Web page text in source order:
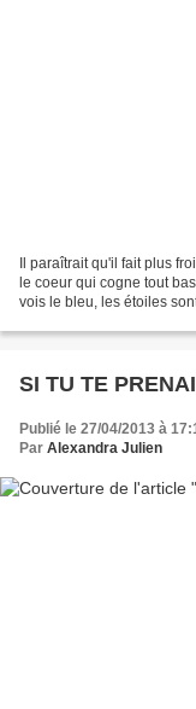
Il paraîtrait qu'il fait plus
le coeur qui cogne tout
vois le bleu, les étoiles
SI TU TE
Publié le 27/04/2013 à
Par Alexandra Julien